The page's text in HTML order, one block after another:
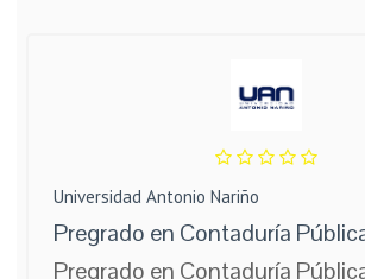
Universidad Antonio Nariño
Pregrado en Contaduría
Pregrado en Contaduría